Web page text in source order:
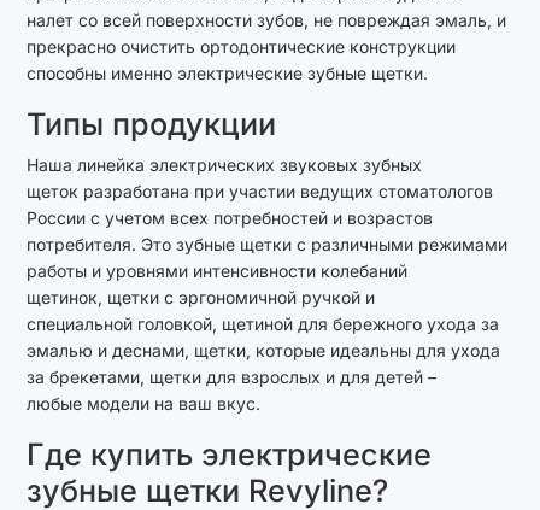
налет со всей поверхности зубов, не повреждая эмаль, и
прекрасно очистить ортодонтические конструкции
способны именно электрические зубные щетки.
Типы продукции
Наша линейка электрических звуковых зубных
щеток разработана при участии ведущих стоматологов
России с учетом всех потребностей и возрастов
потребителя. Это зубные щетки с различными режимами
работы и уровнями интенсивности колебаний
щетинок, щетки с эргономичной ручкой и
специальной головкой, щетиной для бережного ухода за
эмалью и деснами, щетки, которые идеальны для ухода
за брекетами, щетки для взрослых и для детей –
любые модели на ваш вкус.
Где купить электрические
зубные щетки Revyline?